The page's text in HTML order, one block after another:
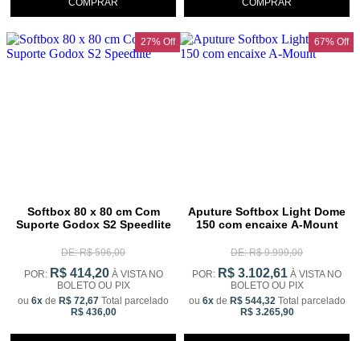
COMPRAR COMPRAR
27% Off
Softbox 80 x 80 cm Com
Suporte Godox S2 Speedlite
DE: R$ 596,00
POR: R$ 414,20À VISTA NO
BOLETO OU PIX
ou 6x de R$ 72,67 Total parcelado
R$ 436,00
67% Off
Aputure Softbox Light Dome
150 com encaixe A-Mount
DE: R$ 9.999,00
POR: R$ 3.102,61 À VISTA NO
BOLETO OU PIX
ou 6xde R$ 544,32Total parcelado
R$ 3.265,90